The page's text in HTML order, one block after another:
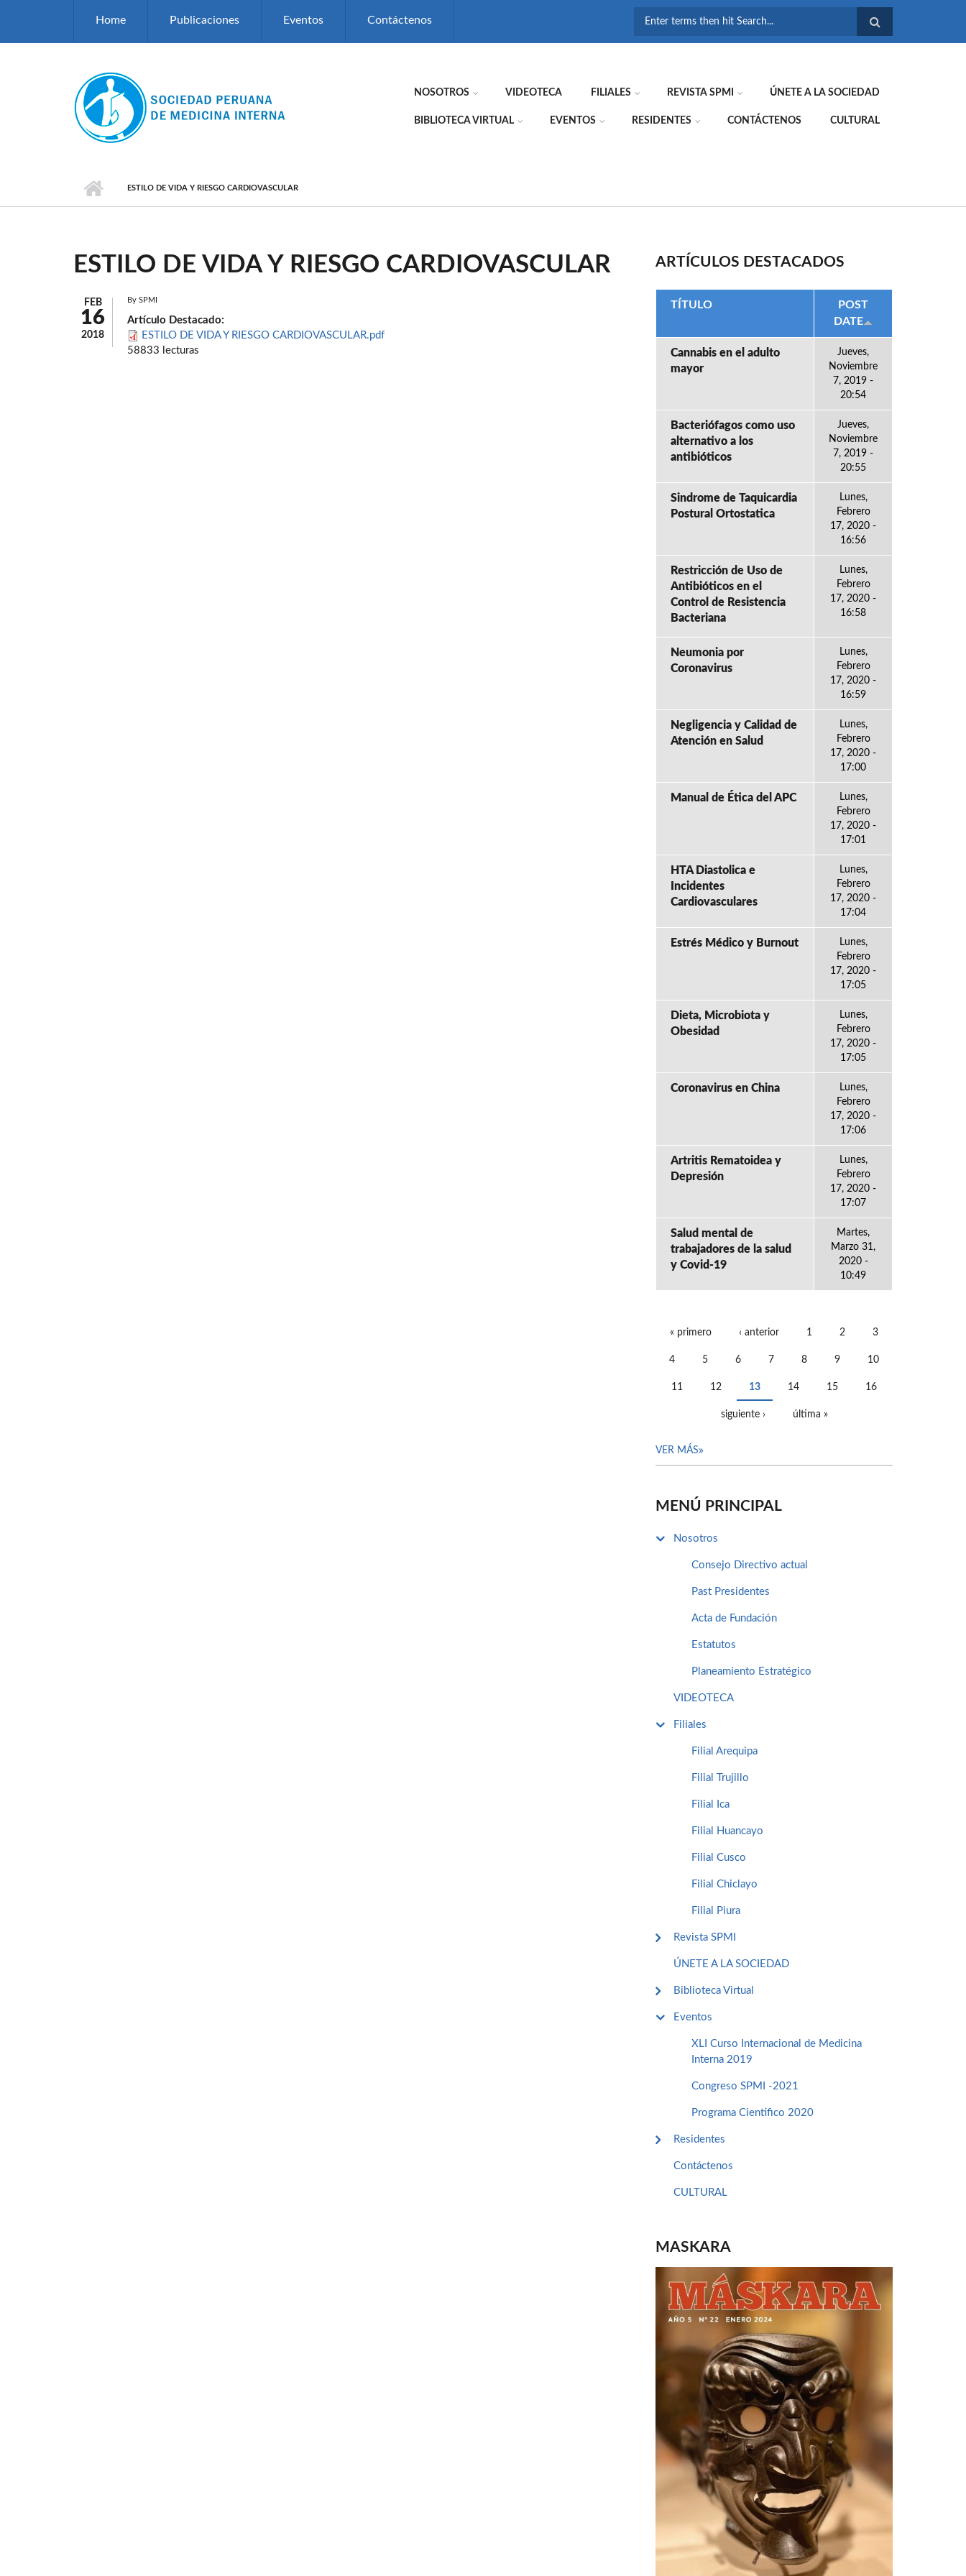
Home Publicaciones Eventos Contáctenos
NOSOTROS VIDEOTECA FILIALES REVISTA SPMI ÚNETE A LA SOCIEDAD
BIBLIOTECA VIRTUAL EVENTOS RESIDENTES CONTÁCTENOS CULTURAL
ESTILO DE VIDA Y RIESGO CARDIOVASCULAR
ESTILO DE VIDA Y RIESGO CARDIOVASCULAR
FEB
16
2018
By SPMI
Artículo Destacado:
ESTILO DE VIDA Y RIESGO CARDIOVASCULAR.pdf
58833 lecturas
ARTÍCULOS DESTACADOS
TÍTULO
POST
DATE
Cannabis en el adulto
mayor
Jueves,
Noviembre
7, 2019 -
20:54
Bacteriófagos como uso
alternativo a los
antibióticos
Jueves,
Noviembre
7, 2019 -
20:55
Sindrome de Taquicardia
Postural Ortostatica
Lunes,
Febrero
17, 2020 -
16:56
Restricción de Uso de
Antibióticos en el
Control de Resistencia
Bacteriana
Lunes,
Febrero
17, 2020 -
16:58
Neumonia por
Coronavirus
Lunes,
Febrero
17, 2020 -
16:59
Negligencia y Calidad de
Atención en Salud
Lunes,
Febrero
17, 2020 -
17:00
Manual de Ética del APC
Lunes,
Febrero
17, 2020 -
17:01
HTA Diastolica e
Incidentes
Cardiovasculares
Lunes,
Febrero
17, 2020 -
17:04
Estrés Médico y Burnout
Lunes,
Febrero
17, 2020 -
17:05
Dieta, Microbiota y
Obesidad
Lunes,
Febrero
17, 2020 -
17:05
Coronavirus en China
Lunes,
Febrero
17, 2020 -
17:06
Artritis Rematoidea y
Depresión
Lunes,
Febrero
17, 2020 -
17:07
Salud mental de
trabajadores de la salud
y Covid-19
Martes,
Marzo 31,
2020 -
10:49
« primero ‹ anterior 1 2 3
4 5 6 7 8 9 10
11 12 13 14 15 16
siguiente › última »
VER MÁS
MENÚ PRINCIPAL
Nosotros
Consejo Directivo actual
Past Presidentes
Acta de Fundación
Estatutos
Planeamiento Estratégico
VIDEOTECA
Filiales
Filial Arequipa
Filial Trujillo
Filial Ica
Filial Huancayo
Filial Cusco
Filial Chiclayo
Filial Piura
Revista SPMI
ÚNETE A LA SOCIEDAD
Biblioteca Virtual
Eventos
XLI Curso Internacional de Medicina
Interna 2019
Congreso SPMI -2021
Programa Cientifico 2020
Residentes
Contáctenos
CULTURAL
MASKARA